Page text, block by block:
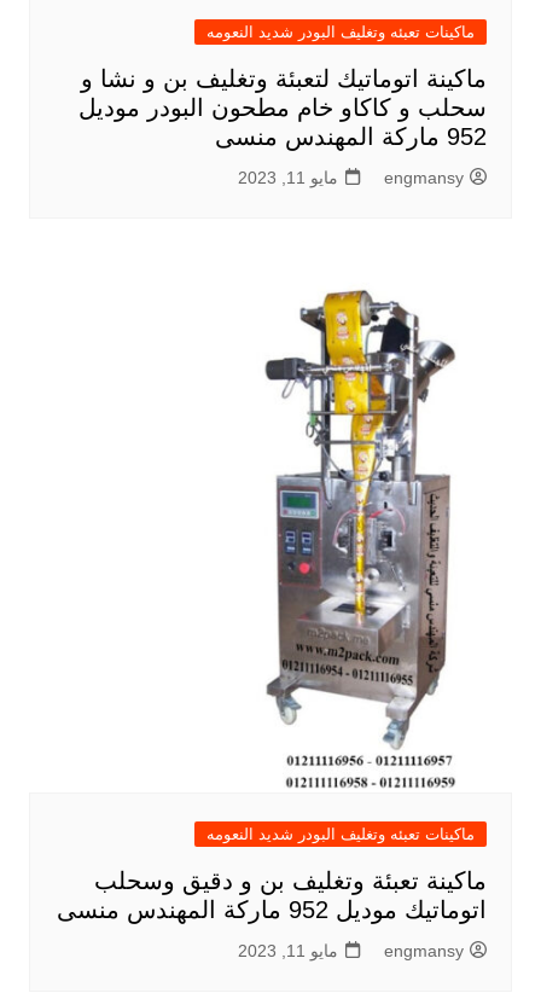
ماكينات تعبئه وتغليف البودر شديد النعومه
ماكينة اتوماتيك لتعبئة وتغليف بن و نشا و
سحلب و كاكاو خام مطحون البودر موديل
952 ماركة المهندس منسى
engmansy مايو 11, 2023
ماكينات تعبئه وتغليف البودر شديد النعومه
ماكينة تعبئة وتغليف بن و دقيق وسحلب
اتوماتيك موديل 952 ماركة المهندس منسى
engmansy مايو 11, 2023